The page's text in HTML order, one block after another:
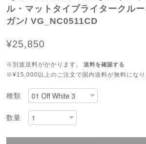
ル・マットタイプライタークル
ガン/ VG_NC0511CD
¥25,850
※別途送料がかかります。 送料を確認する
※¥15,000以上のご注文で国内送料が無料になり
種類
数量